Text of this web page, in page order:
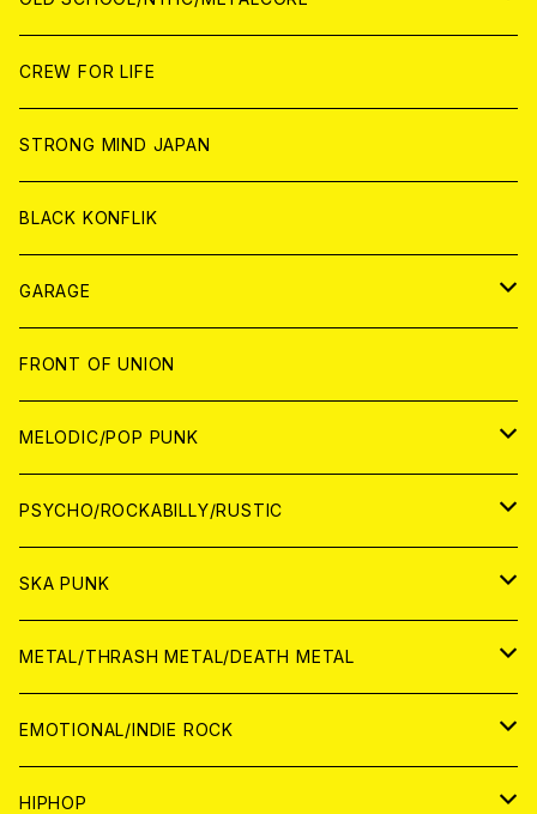
ANALOG
ANALOG
CD
ANALOG
CD
ANALOG
WORLD
CD
ANALOG
JAPAN
CD
ANALOG
WORLD
CD
ANALOG
CREW FOR LIFE
STRONG MIND JAPAN
BLACK KONFLIK
GARAGE
JAPAN
アナログ
CD
WORLD
アナログ
CD
FRONT OF UNION
MELODIC/POP PUNK
JAPAN
CD
ANALOG
WORLD
CD
ANALOG
PSYCHO/ROCKABILLY/RUSTIC
JAPAN
CD
ANALOG
WORLD
CD
ANALOG
SKA PUNK
JAPAN
CD
ANALOG
WORLD
CD
METAL/THRASH METAL/DEATH METAL
JAPAN
CD
WORLD
EMOTIONAL/INDIE ROCK
JAPAN
HIPHOP